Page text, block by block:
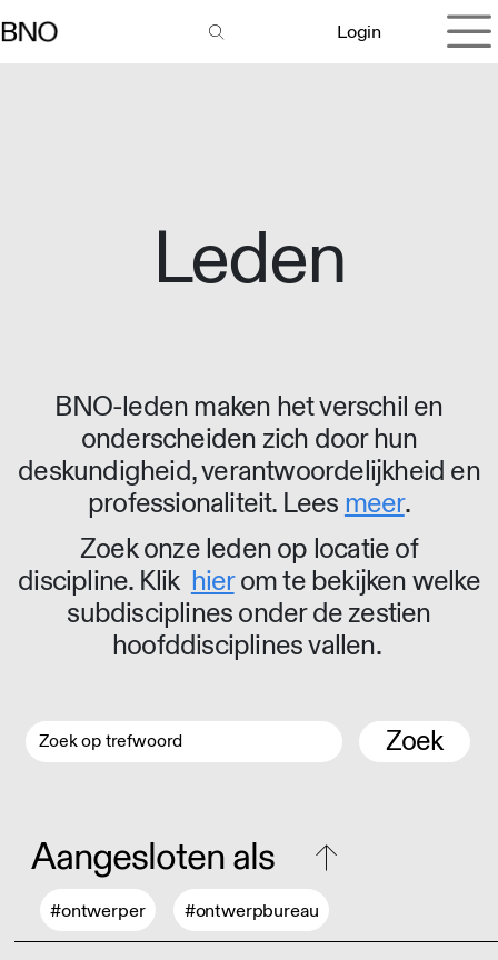
Login
Leden
BNO-leden maken het verschil en
onderscheiden zich door hun
deskundigheid, verantwoordelijkheid en
professionaliteit. Lees meer.
Zoek onze leden op locatie of
discipline. Klik hierom te bekijken welke
subdisciplines onder de zestien
hoofddisciplines vallen.
Zoek
Aangesloten als
#ontwerper #ontwerpbureau